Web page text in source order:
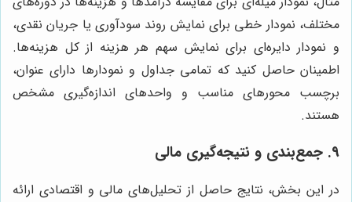
مختلف، نمودار خطی برای نمایش روند سودآوری یا جریان نقدی،
و نمودار دایره‌ای برای نمایش سهم هر هزینه از کل هزینه‌ها.
اطمینان حاصل کنید که تمامی جداول و نمودارها دارای عنوان،
برچسب محورهای مناسب و واحدهای اندازه‌گیری مشخص
هستند.
۹. جمع‌بندی و نتیجه‌گیری مالی
در این بخش، نتایج حاصل از تحلیل‌های مالی و اقتصادی ارائه